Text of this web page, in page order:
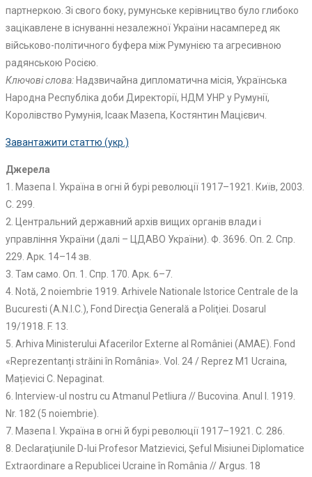
партнеркою. Зі свого боку, румунське керівництво було глибоко
зацікавлене в існуванні незалежної України насамперед як
військово-політичного буфера між Румунією та агресивною
радянською Росією.
Ключові слова: Надзвичайна дипломатична місія, Українська
Народна Республіка доби Директорії, НДМ УНР у Румунії,
Королівство Румунія, Ісаак Мазепа, Костянтин Мацієвич.
Завантажити статтю (укр.)
Джерела
1. Мазепа І. Україна в огні й бурі революції 1917–1921. Київ, 2003.
С. 299.
2. Центральний державний архів вищих органів влади і
управління України (далі – ЦДАВО України). Ф. 3696. Оп. 2. Спр.
229. Арк. 14–14 зв.
3. Там само. Оп. 1. Спр. 170. Арк. 6–7.
4. Notă, 2 noiembrie 1919. Arhivele Nationale Istorice Centrale de la
Bucuresti (A.N.I.C.), Fond Direcţia Generală a Poliţiei. Dosarul
19/1918. F. 13.
5. Arhiva Ministerului Afacerilor Externe al României (AMAE). Fond
«Reprezentanți străini în România». Vol. 24 / Reprez M1 Ucraina,
Mațievici C. Nepaginat.
6. Interview-ul nostru cu Atmanul Petliura // Bucovina. Anul I. 1919.
Nr. 182 (5 noiembrie).
7. Мазепа І. Україна в огні й бурі революції 1917–1921. С. 286.
8. Declaraţiunile D-lui Profesor Matzievici, Şeful Misiunei Diplomatice
Extraordinare a Republicei Ucraine în România // Argus. 18